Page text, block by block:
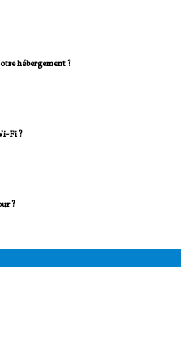
hébergement ?
Fi ?
?